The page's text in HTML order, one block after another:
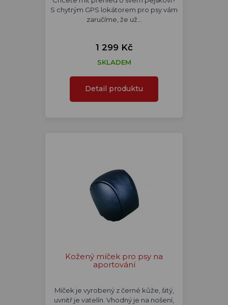
S chytrým GPS lokátorem pro psy vám
zaručíme, že už…
1 299 Kč
SKLADEM
Detail produktu
Kožený míček pro psy na
aportování
Míček je vyrobený z černé kůže, šitý,
uvnitř je vatelín. Vhodný je na nošení,